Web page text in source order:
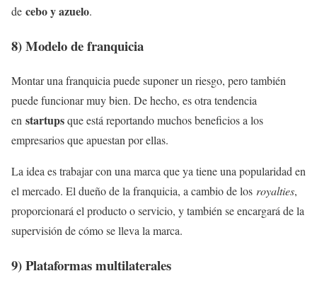
de cebo y azuelo.
8) Modelo de franquicia
Montar una franquicia puede suponer un riesgo, pero también
puede funcionar muy bien. De hecho, es otra tendencia
en startupsque está reportando muchos beneficios a los
empresarios que apuestan por ellas.
La idea es trabajar con una marca que ya tiene una popularidad en
el mercado. El dueño de la franquicia, a cambio de los royalties,
proporcionará el producto o servicio, y también se encargará de la
supervisión de cómo se lleva la marca.
9) Plataformas multilaterales